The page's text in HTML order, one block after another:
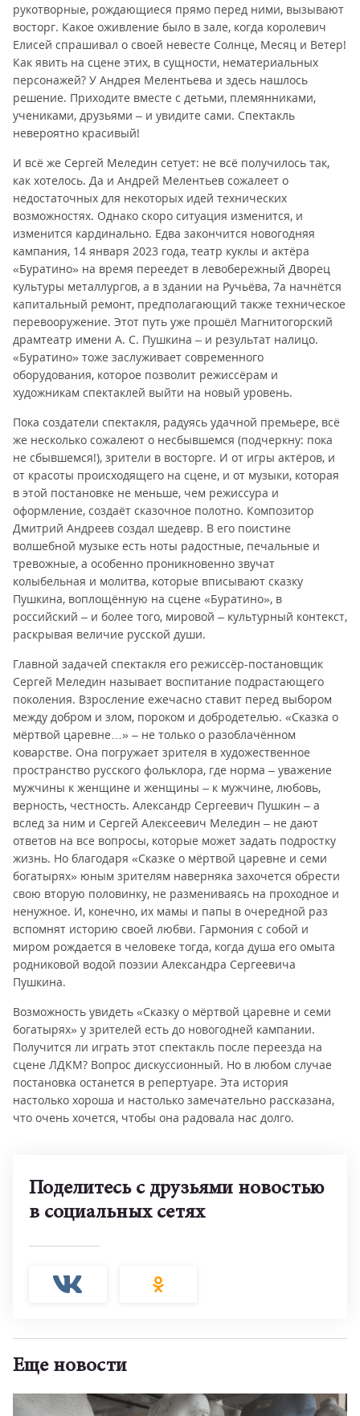
рукотворные, рождающиеся прямо перед ними, вызывают
восторг. Какое оживление было в зале, когда королевич
Елисей спрашивал о своей невесте Солнце, Месяц и Ветер!
Как явить на сцене этих, в сущности, нематериальных
персонажей? У Андрея Мелентьева и здесь нашлось
решение. Приходите вместе с детьми, племянниками,
учениками, друзьями – и увидите сами. Спектакль
невероятно красивый!
И всё же Сергей Меледин сетует: не всё получилось так,
как хотелось. Да и Андрей Мелентьев сожалеет о
недостаточных для некоторых идей технических
возможностях. Однако скоро ситуация изменится, и
изменится кардинально. Едва закончится новогодняя
кампания, 14 января 2023 года, театр куклы и актёра
«Буратино» на время переедет в левобережный Дворец
культуры металлургов, а в здании на Ручьёва, 7а начнётся
капитальный ремонт, предполагающий также техническое
перевооружение. Этот путь уже прошёл Магнитогорский
драмтеатр имени А. С. Пушкина – и результат налицо.
«Буратино» тоже заслуживает современного
оборудования, которое позволит режиссёрам и
художникам спектаклей выйти на новый уровень.
Пока создатели спектакля, радуясь удачной премьере, всё
же несколько сожалеют о несбывшемся (подчеркну: пока
не сбывшемся!), зрители в восторге. И от игры актёров, и
от красоты происходящего на сцене, и от музыки, которая
в этой постановке не меньше, чем режиссура и
оформление, создаёт сказочное полотно. Композитор
Дмитрий Андреев создал шедевр. В его поистине
волшебной музыке есть ноты радостные, печальные и
тревожные, а особенно проникновенно звучат
колыбельная и молитва, которые вписывают сказку
Пушкина, воплощённую на сцене «Буратино», в
российский – и более того, мировой – культурный контекст,
раскрывая величие русской души.
Главной задачей спектакля его режиссёр-постановщик
Сергей Меледин называет воспитание подрастающего
поколения. Взросление ежечасно ставит перед выбором
между добром и злом, пороком и добродетелью. «Сказка о
мёртвой царевне…» – не только о разоблачённом
коварстве. Она погружает зрителя в художественное
пространство русского фольклора, где норма – уважение
мужчины к женщине и женщины – к мужчине, любовь,
верность, честность. Александр Сергеевич Пушкин – а
вслед за ним и Сергей Алексеевич Меледин – не дают
ответов на все вопросы, которые может задать подростку
жизнь. Но благодаря «Сказке о мёртвой царевне и семи
богатырях» юным зрителям наверняка захочется обрести
свою вторую половинку, не размениваясь на проходное и
ненужное. И, конечно, их мамы и папы в очередной раз
вспомнят историю своей любви. Гармония с собой и
миром рождается в человеке тогда, когда душа его омыта
родниковой водой поэзии Александра Сергеевича
Пушкина.
Возможность увидеть «Сказку о мёртвой царевне и семи
богатырях» у зрителей есть до новогодней кампании.
Получится ли играть этот спектакль после переезда на
сцене ЛДКМ? Вопрос дискуссионный. Но в любом случае
постановка останется в репертуаре. Эта история
настолько хороша и настолько замечательно рассказана,
что очень хочется, чтобы она радовала нас долго.
Поделитесь с друзьями новостью
в социальных сетях
Еще новости